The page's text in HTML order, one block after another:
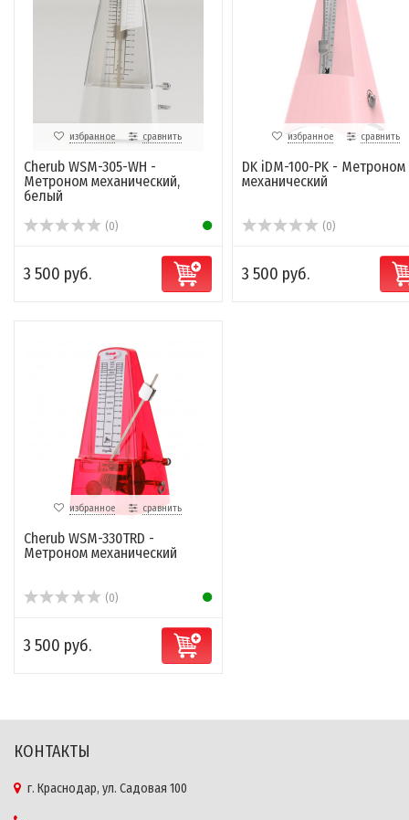
избранное сравнить
Cherub WSM-305-WH -
Метроном механический,
белый
(0)
3 500 руб.
избранное сравнить
DK iDM-100-PK - Метроном
механический
(0)
3 500 руб.
избранное сравнить
Cherub WSM-330TRD -
Метроном механический
(0)
3 500 руб.
КОНТАКТЫ
г. Краснодар, ул. Садовая 100